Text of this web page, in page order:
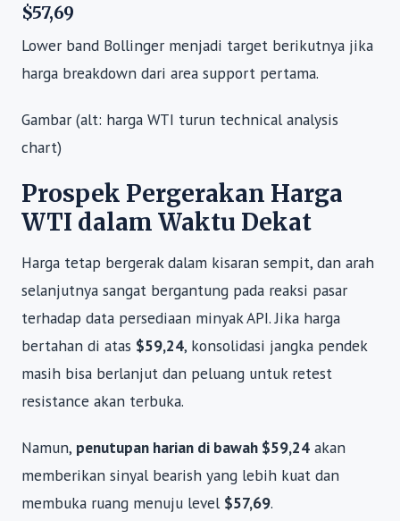
$57,69
Lower band Bollinger menjadi target berikutnya jika
harga breakdown dari area support pertama.
Gambar (alt: harga WTI turun technical analysis
chart)
Prospek Pergerakan Harga
WTI dalam Waktu Dekat
Harga tetap bergerak dalam kisaran sempit, dan arah
selanjutnya sangat bergantung pada reaksi pasar
terhadap data persediaan minyak API. Jika harga
bertahan di atas $59,24, konsolidasi jangka pendek
masih bisa berlanjut dan peluang untuk retest
resistance akan terbuka.
Namun, penutupan harian di bawah $59,24 akan
memberikan sinyal bearish yang lebih kuat dan
membuka ruang menuju level $57,69.